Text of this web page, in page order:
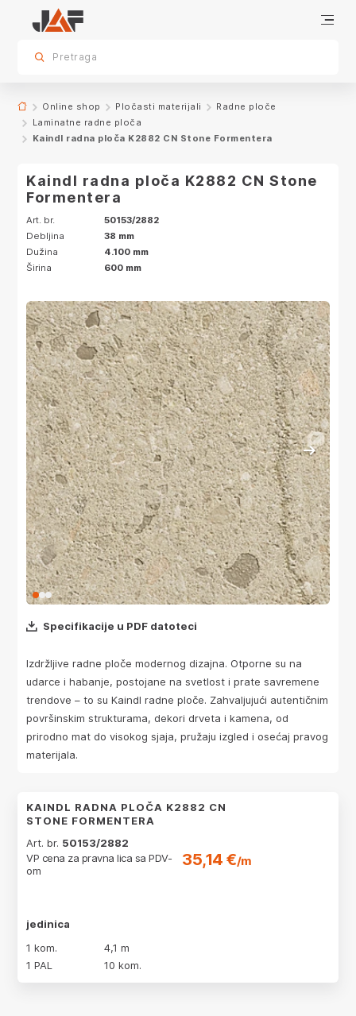
sr.skip-to.main-content
sr.skip-to.table-of-contents
sr.skip-to.main-navigation
Specifikacije
Karakteristike
Pretraga
Online shop Pločasti materijali
Radne ploče
Laminatne radne ploča
Kaindl radna ploča K2882 CN Stone Formentera
Kaindl radna ploča K2882 CN Stone
Formentera
Art. br.
50153/2882
Debljina
38 mm
Dužina
4.100 mm
Širina
600 mm
Specifikacije u PDF datoteci
Izdržljive radne ploče modernog dizajna. Otporne su na
udarce i habanje, postojane na svetlost i prate savremene
trendove – to su Kaindl radne ploče. Zahvaljujući autentičnim
površinskim strukturama, dekori drveta i kamena, od
prirodno mat do visokog sjaja, pružaju izgled i osećaj pravog
materijala.
KAINDL RADNA PLOČA K2882 CN
STONE FORMENTERA
Art. br. 50153/2882
VP cena za pravna lica sa PDV-
om
35,14 €/m
jedinica
1 kom.
4,1 m
1 PAL
10 kom.